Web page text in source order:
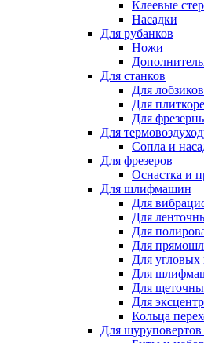
Клеевые
Насадки
Для рубанков
Ножи
Для станков
Для
Для
Для
Для
Сопла и
Для фрезеров
Оснастка и
Для шлифмашин
Для
Для
Для
Для
Для
Для
Для
Для
Кольца
Для шуруповертов